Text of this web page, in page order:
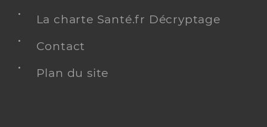
La charte Santé.fr Décryptage
Contact
Plan du site